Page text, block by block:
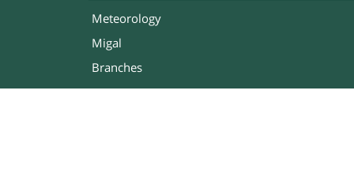
Meteorology
Migal
Branches